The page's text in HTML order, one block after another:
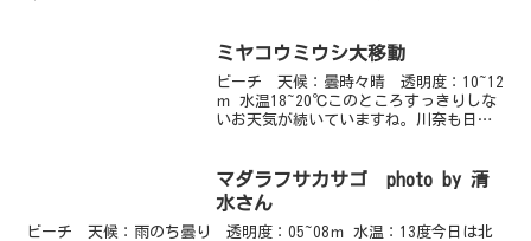
ミヤコウミウシ大移動
ビーチ 天候：曇時々晴 透明度：10~12
ｍ 水温18~20℃このところすっきりしな
いお天気が続いていますね。川奈も日差
りを繰り返す日々です。水中はベタなぎ
が続いている...
マダラフサカサゴ photo by 清
水さん
ビーチ 天候：雨のち曇り 透明度：05~08ｍ 水温：13度今日は北